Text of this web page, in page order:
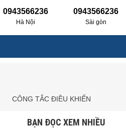
0943566236
Hà Nội
0943566236
Sài gòn
CÔNG TẮC ĐIỀU KHIỂN
BẠN ĐỌC XEM NHIỀU